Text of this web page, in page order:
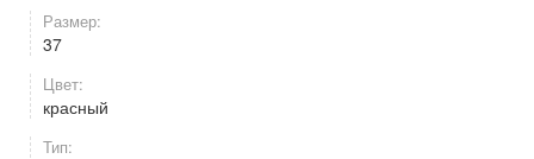
Размер:
37
Цвет:
красный
Тип: